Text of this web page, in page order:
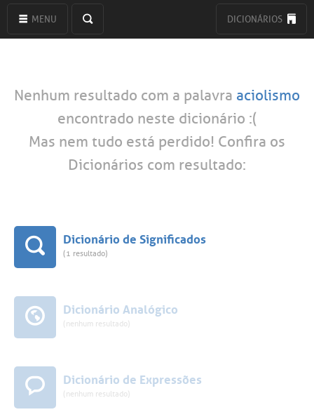
MENU DICIONÁRIOS
Nenhum resultado com a palavra aciolismo
encontrado neste dicionário :(
Mas nem tudo está perdido! Confira os
Dicionários com resultado:
Dicionário de Significados
(1 resultado)
Dicionário Analógico
(nenhum resultado)
Dicionário de Expressões
(nenhum resultado)